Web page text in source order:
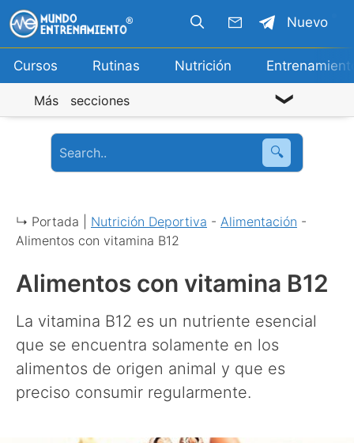
Saltar
al
contenido
Cursos Rutinas Nutrición
Nuevo
Más secciones
🔍
↳ Portada | Nutrición Deportiva - Alimentación -
Alimentos con vitamina B12
Alimentos con vitamina B12
La vitamina B12 es un nutriente esencial
que se encuentra solamente en los
alimentos de origen animal y que es
preciso consumir regularmente.